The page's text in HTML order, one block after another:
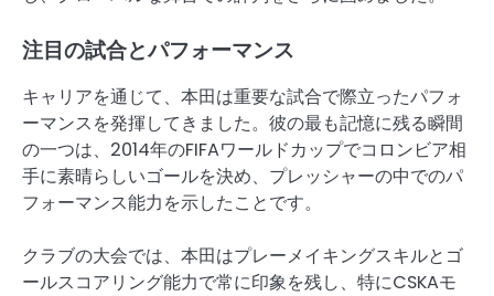
注目の試合とパフォーマンス
キャリアを通じて、本田は重要な試合で際立ったパフォ
ーマンスを発揮してきました。彼の最も記憶に残る瞬間
の一つは、2014年のFIFAワールドカップでコロンビア相
手に素晴らしいゴールを決め、プレッシャーの中でのパ
フォーマンス能力を示したことです。
クラブの大会では、本田はプレーメイキングスキルとゴ
ールスコアリング能力で常に印象を残し、特にCSKAモ